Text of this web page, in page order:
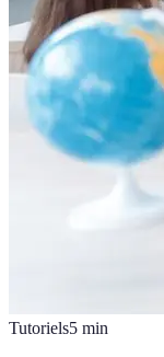
Tutoriels5 min